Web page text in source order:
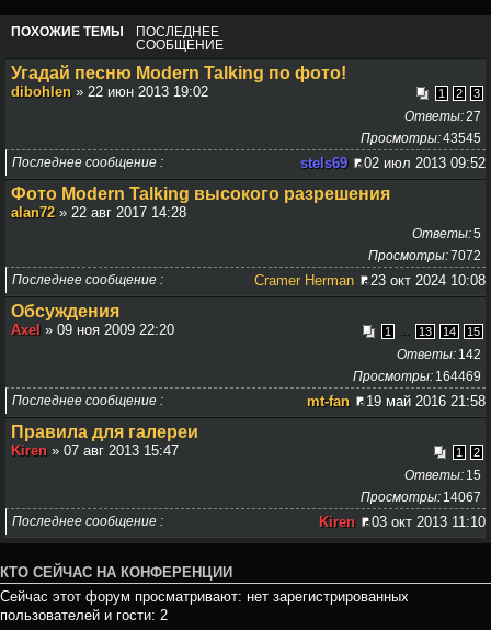
ПОХОЖИЕ ТЕМЫ
ПОСЛЕДНЕЕ
СООБЩЕНИЕ
Угадай песню Modern Talking по фото!
1 2 3
dibohlen » 22 июн 2013 19:02
27
Ответы
43545
Просмотры
Последнее сообщение
stels69 02 июл 2013 09:52
Фото Modern Talking высокого разрешения
alan72 » 22 авг 2017 14:28
5
Ответы
7072
Просмотры
Последнее сообщение
Cramer Herman 23 окт 2024 10:08
Обсуждения
1 13 14 15
Axel » 09 ноя 2009 22:20
142
Ответы
164469
Просмотры
Последнее сообщение
mt-fan 19 май 2016 21:58
Правила для галереи
1 2
Kiren » 07 авг 2013 15:47
15
Ответы
14067
Просмотры
Последнее сообщение
Kiren 03 окт 2013 11:10
КТО СЕЙЧАС НА КОНФЕРЕНЦИИ
Сейчас этот форум просматривают: нет зарегистрированных
пользователей и гости: 2